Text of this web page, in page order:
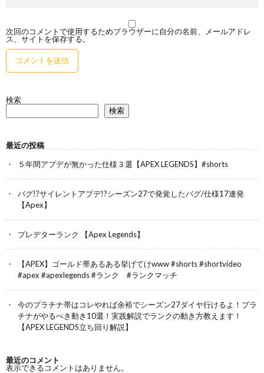
次回のコメントで使用するためブラウザーに自分の名前、メールアドレ
ス、サイトを保存する。
検索
検索
最近の投稿
５年間アプデが無かった仕様３選【APEX LEGENDS】#shorts
バグ!?サイレントアプデ!?シーズン27で発覚したバグ/仕様17連発
【Apex】
プレデターランク 【Apex Legends】
【APEX】ゴールド帯あるある挙げてけwww #shorts #shortvideo
#apex #apexlegends #ランク #ランクマッチ
今のプラチナ帯はコレやれば余裕でシーズン27ダイヤ行けるよ！プラ
チナがやるべき動き10選！実践解説でランクの動き方教えます！
【APEX LEGENDS立ち回り解説】
最近のコメント
表示できるコメントはありません。